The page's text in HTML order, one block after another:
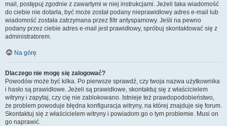
mail, postępuj zgodnie z zawartymi w niej instrukcjami. Jeżeli taka wiadomość
do ciebie nie dotarła, być może został podany nieprawidłowy adres e-mail lub
wiadomość została zatrzymana przez filtr antyspamowy. Jeśli na pewno
podany przez ciebie adres e-mail jest prawidłowy, spróbuj skontaktować się z
administratorem.
Na górę
Dlaczego nie mogę się zalogować?
Powodów może być kilka. Po pierwsze sprawdź, czy twoja nazwa użytkownika
i hasło są prawidłowe. Jeżeli są prawidłowe, skontaktuj się z właścicielem
witryny i zapytaj, czy cię nie zablokowano. Istnieje też prawdopodobieństwo,
że problem powoduje błędna konfiguracja witryny, na której znajduje się forum.
Skontaktuj się z właścicielem witryny i powiadom go o tym problemie. Musi on
go naprawić.